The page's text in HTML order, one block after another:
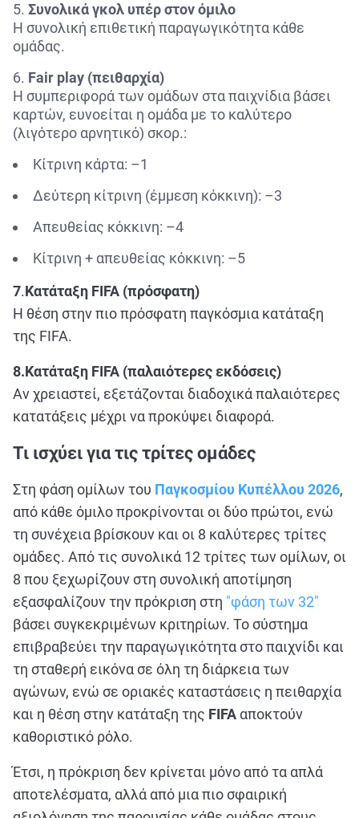
Συνολικά γκολ υπέρ στον όμιλο
Η συνολική επιθετική παραγωγικότητα κάθε
ομάδας.
Fair play (πειθαρχία)
Η συμπεριφορά των ομάδων στα παιχνίδια βάσει
καρτών, ευνοείται η ομάδα με το καλύτερο
(λιγότερο αρνητικό) σκορ.:
Κίτρινη κάρτα: –1
Δεύτερη κίτρινη (έμμεση κόκκινη): –3
Απευθείας κόκκινη: –4
Κίτρινη + απευθείας κόκκινη: –5
7.Κατάταξη FIFA (πρόσφατη)
Η θέση στην πιο πρόσφατη παγκόσμια κατάταξη
της FIFA.
8.Κατάταξη FIFA (παλαιότερες εκδόσεις)
Αν χρειαστεί, εξετάζονται διαδοχικά παλαιότερες
κατατάξεις μέχρι να προκύψει διαφορά.
Τι ισχύει για τις τρίτες ομάδες
Στη φάση ομίλων του Παγκοσμίου Κυπέλλου 2026,
από κάθε όμιλο προκρίνονται οι δύο πρώτοι, ενώ
τη συνέχεια βρίσκουν και οι 8 καλύτερες τρίτες
ομάδες. Από τις συνολικά 12 τρίτες των ομίλων, οι
8 που ξεχωρίζουν στη συνολική αποτίμηση
εξασφαλίζουν την πρόκριση στη "φάση των 32"
βάσει συγκεκριμένων κριτηρίων. Το σύστημα
επιβραβεύει την παραγωγικότητα στο παιχνίδι και
τη σταθερή εικόνα σε όλη τη διάρκεια των
αγώνων, ενώ σε οριακές καταστάσεις η πειθαρχία
και η θέση στην κατάταξη της FIFA αποκτούν
καθοριστικό ρόλο.
Έτσι, η πρόκριση δεν κρίνεται μόνο από τα απλά
αποτελέσματα, αλλά από μια πιο σφαιρική